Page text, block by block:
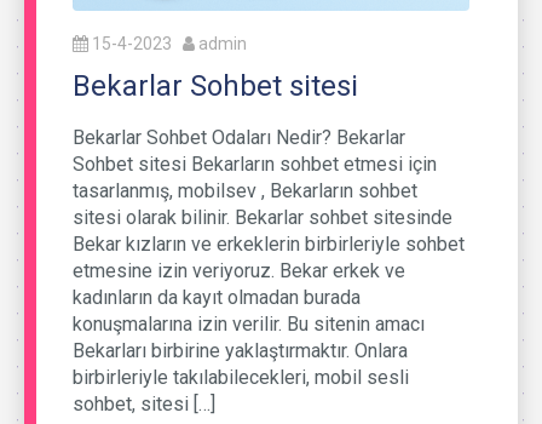
15-4-2023 admin
Bekarlar Sohbet sitesi
Bekarlar Sohbet Odaları Nedir? Bekarlar
Sohbet sitesi Bekarların sohbet etmesi için
tasarlanmış, mobilsev , Bekarların sohbet
sitesi olarak bilinir. Bekarlar sohbet sitesinde
Bekar kızların ve erkeklerin birbirleriyle sohbet
etmesine izin veriyoruz. Bekar erkek ve
kadınların da kayıt olmadan burada
konuşmalarına izin verilir. Bu sitenin amacı
Bekarları birbirine yaklaştırmaktır. Onlara
birbirleriyle takılabilecekleri, mobil sesli
sohbet, sitesi […]